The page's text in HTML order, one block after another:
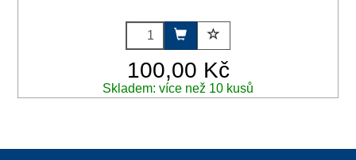
100,00 Kč
Skladem: více než 10 kusů